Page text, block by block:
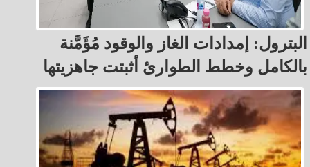
البترول: إمدادات الغاز والوقود مُؤَمَّنة
بالكامل وخطط الطوارئ أثبتت جاهزيتها